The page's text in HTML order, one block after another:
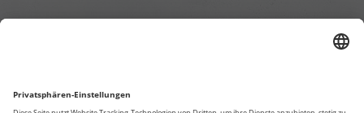
Entfeuchtungsleistung berechnen